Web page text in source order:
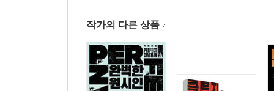
작가의 다른 상품